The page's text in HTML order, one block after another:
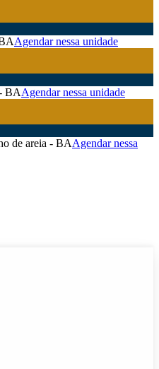
Agendar nessa unidade
BAAgendar nessa unidade
de areia - BAAgendar nessa